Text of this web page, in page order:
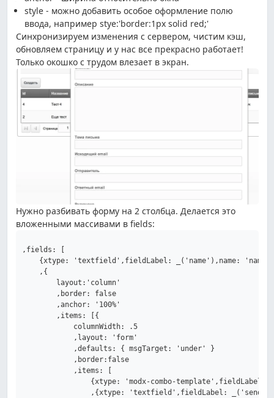
style - можно добавить особое оформление полю
ввода, например stye:'border:1px solid red;'
Синхронизируем изменения с сервером, чистим кэш,
обновляем страницу и у нас все прекрасно работает!
Только окошко с трудом влезает в экран.
Нужно разбивать форму на 2 столбца. Делается это
вложенными массивами в fields:
,fields: [
{xtype: 'textfield',fieldLabel: _('name'),name:
    ,{
        layout:'column'
        ,border: false
        ,anchor: '100%'
        ,items: [{
            columnWidth: .5
            ,layout: 'form'
            ,defaults: { msgTarget: 'under' }
            ,border:false
            ,items: [
{xtype: 'modx-combo-template',fieldLabel:
,{xtype: 'textfield',fieldLabel: